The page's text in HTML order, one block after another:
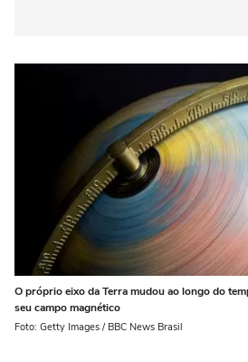
O próprio eixo da Terra mudou ao longo do
seu campo magnético
Foto: Getty Images / BBC News Brasil